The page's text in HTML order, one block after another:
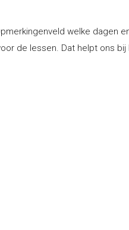
welke dagen
de lessen. Dat helpt ons